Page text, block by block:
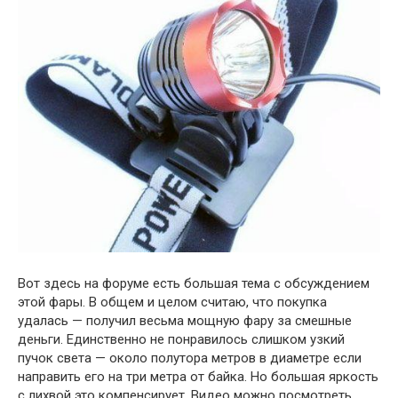
Вот здесь на форуме есть большая тема с обсуждением
этой фары. В общем и целом считаю, что покупка
удалась — получил весьма мощную фару за смешные
деньги. Единственно не понравилось слишком узкий
пучок света — около полутора метров в диаметре если
направить его на три метра от байка. Но большая яркость